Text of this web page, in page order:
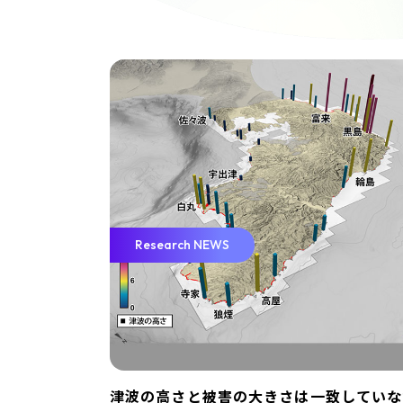
Research NEWS
津波の高さと被害の大きさは一致してい